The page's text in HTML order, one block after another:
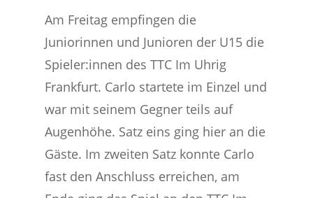
Am Freitag empfingen die
Juniorinnen und Junioren der U15 die
Spieler:innen des TTC Im Uhrig
Frankfurt. Carlo startete im Einzel und
war mit seinem Gegner teils auf
Augenhöhe. Satz eins ging hier an die
Gäste. Im zweiten Satz konnte Carlo
fast den Anschluss erreichen, am